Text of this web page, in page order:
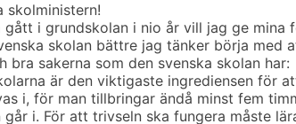
skolministern!
gått i grundskolan i nio år vill jag ge mina
skolan bättre jag tänker börja med
bra sakerna som den svenska skolan har:
är den viktigaste ingrediensen för
i, för man tillbringar ändå minst fem
går i. För att trivseln ska fungera måste